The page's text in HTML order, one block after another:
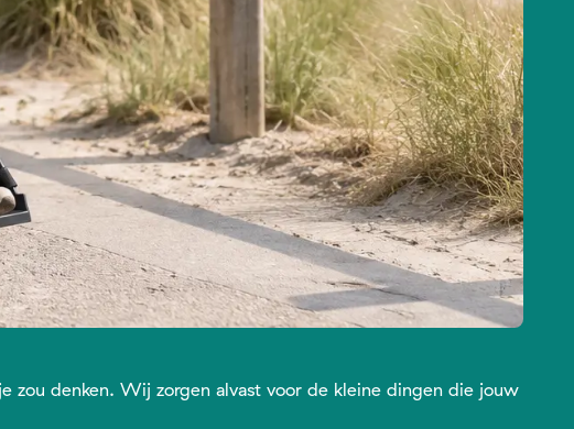
zou denken. Wij zorgen alvast voor de kleine dingen die jouw